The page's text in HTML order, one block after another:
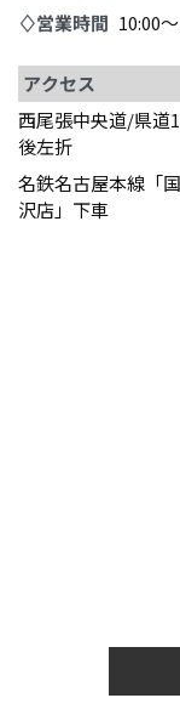
♢営業時間 10:00
アクセス
西尾張中央道/県道
後左折
名鉄名古屋本線「
沢店」下車